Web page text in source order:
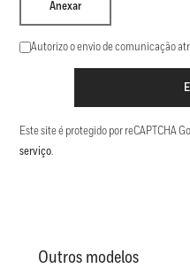
Anexar
Autorizo o envio de comunicação
Este site é protegido por reCAPTCHA
serviço.
Outros modelos